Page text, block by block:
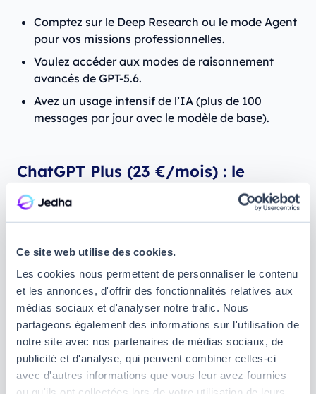
Ce site web utilise des cookies.
Les cookies nous permettent de personnaliser le contenu
et les annonces, d'offrir des fonctionnalités relatives aux
médias sociaux et d'analyser notre trafic. Nous
partageons également des informations sur l'utilisation de
notre site avec nos partenaires de médias sociaux, de
publicité et d'analyse, qui peuvent combiner celles-ci
avec d'autres informations que vous leur avez fournies
Comptez sur le Deep Research ou le mode Agent
pour vos missions professionnelles.
Voulez accéder aux modes de raisonnement
avancés de GPT-5.6.
Avez un usage intensif de l’IA (plus de 100
messages par jour avec le modèle de base).
ChatGPT Plus (23 €/mois) : le
meilleur rapport qualité-prix
En optant pour l’ abonnement à ChatGPT Plus
pourrez passer à la vitesse supérieure et disposer de
fonctionnalités supplémentaires.
Premier point notable : un curseur qui vous permet
de régler directement le niveau de réflexion que
ChatGPT applique à sa réponse, du plus rapide au
plus approfondi, sans avoir à choisir entre plusieurs